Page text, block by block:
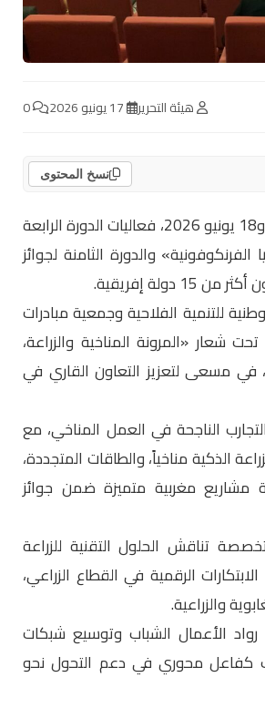
هيئة التحرير
نسخ المحتوى
تستضيف مدينة إفران، في الفترة ما بين 15 و18 يونيو 2026، فعاليات الدورة الرابعة
والدورة الثامنة لجوائز
إفريقية.
للتنمية الفلاحية وجمعية مبادرات
شعار «المرونة المناخية والزراعة،
في مسعى لتعزيز التعاون القاري في
الناجحة في العمل المناخي، مع
الذكية مناخياً، والطاقات المتجددة،
مشاريع مغربية متميزة ضمن جوائز
تناقش الحلول التقنية للزراعة
الرقمية في القطاع الزراعي،
والزراعية.
الأعمال الشباب وتوسيع شبكات
كفاعل محوري في دعم التحول نحو